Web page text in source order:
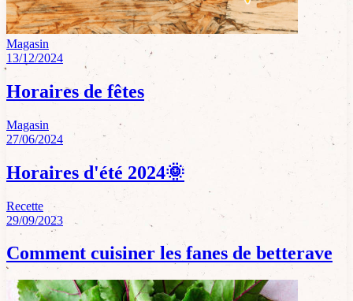
Magasin
13/12/2024
Horaires de fêtes
Magasin
27/06/2024
Horaires d'été 2024🌞
Recette
29/09/2023
Comment cuisiner les fanes de betterave